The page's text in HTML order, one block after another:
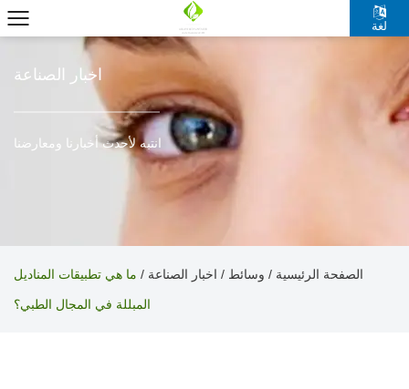
لغة
اخبار الصناعة
انتبه لأحدث أخبارنا ومعارضنا
الصفحة الرئيسية / وسائط / اخبار الصناعة / ما هي تطبيقات المناديل
المبللة في المجال الطبي؟